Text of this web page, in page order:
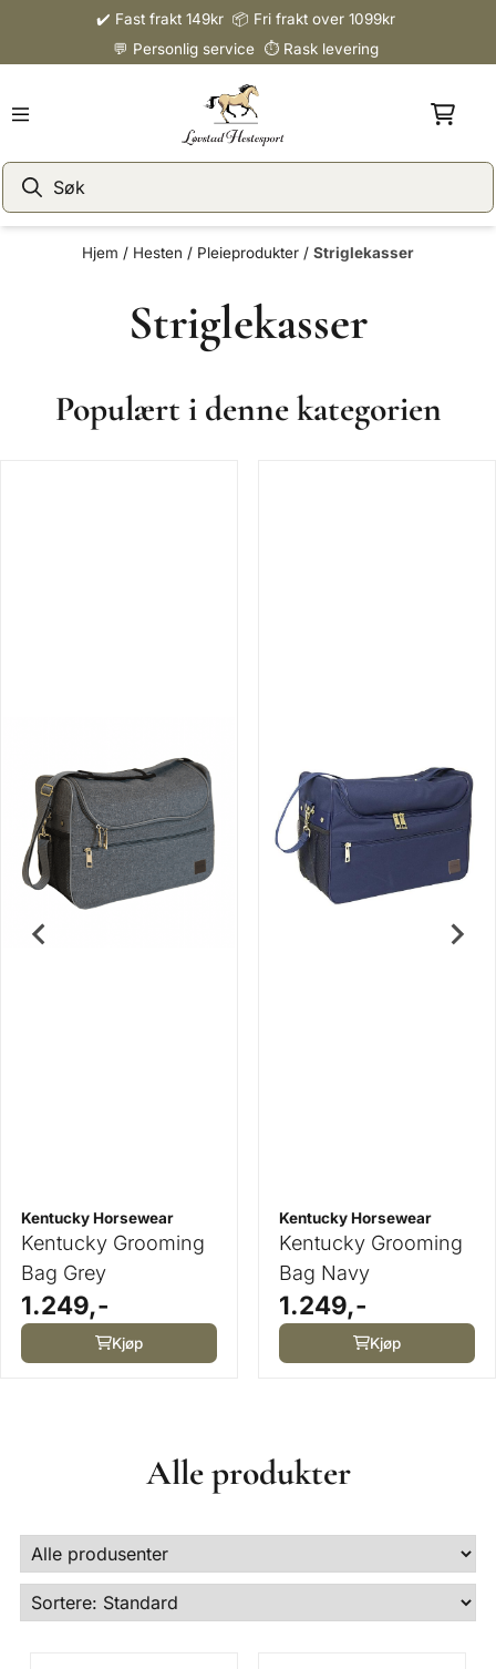
Hopp til innhold✔️ Fast frakt 149kr 📦 Fri frakt over 1099kr
💬 Personlig service ⏱️ Rask levering
Hjem / Hesten / Pleieprodukter / Striglekasser
Striglekasser
Populært i denne kategorien
Kentucky Horsewear
Kentucky Grooming
Bag Grey
1.249,-
Kjøp
Kentucky Horsewear
Kentucky Grooming
Bag Navy
1.249,-
Kjøp
Alle produkter